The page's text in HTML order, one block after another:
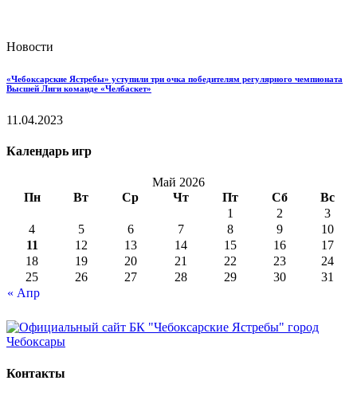
Новости
«Чебоксарские Ястребы» уступили три очка победителям регулярного чемпионата
Высшей Лиги команде «Челбаскет»
11.04.2023
Календарь игр
Май 2026
Пн
Вт Ср Чт Пт Сб Вс
« Апр
1 2
3
4
5 6 7 8 9
10
11
12 13 14 15 16
17
18
19 20 21 22 23
24
25
26 27 28 29 30 31
Контакты